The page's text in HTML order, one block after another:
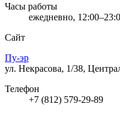
Часы работы
ежедневно,
Сайт
Пу-эр
ул. Некрасова, 1/38,
Телефон
+7 (812) 579-29-89